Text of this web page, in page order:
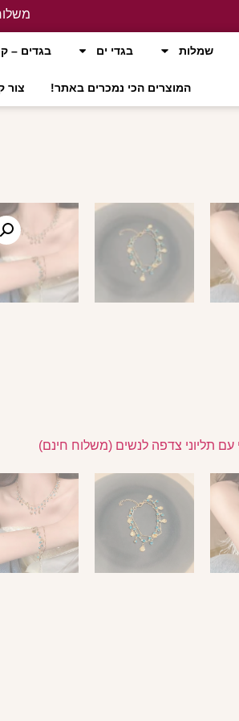
שמלות בגדי ים בגדים –
המוצרים הכי נמכרים באתר! צור